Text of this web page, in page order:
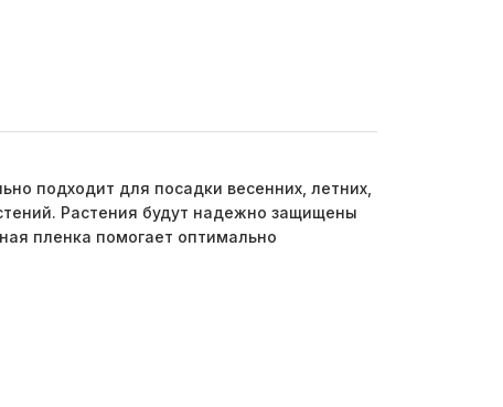
подходит для посадки весенних, летних,
Растения будут надежно защищены
пленка помогает оптимально